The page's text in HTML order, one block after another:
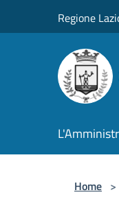
Regione
Home >